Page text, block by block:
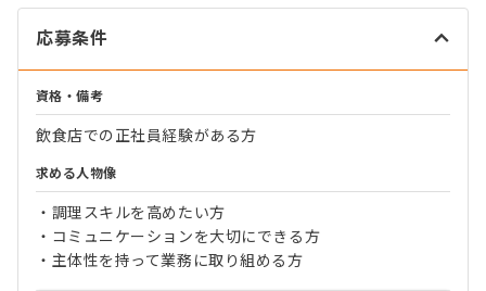
応募条件
資格・備考
飲食店での正社員経験がある方
求める人物像
・調理スキルを高めたい方
・コミュニケーションを大切にできる方
・主体性を持って業務に取り組める方